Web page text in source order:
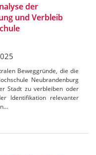
der
und Verbleib
Beweggründe, die die
Neubrandenburg
Stadt zu verbleiben oder
Identifikation relevanter